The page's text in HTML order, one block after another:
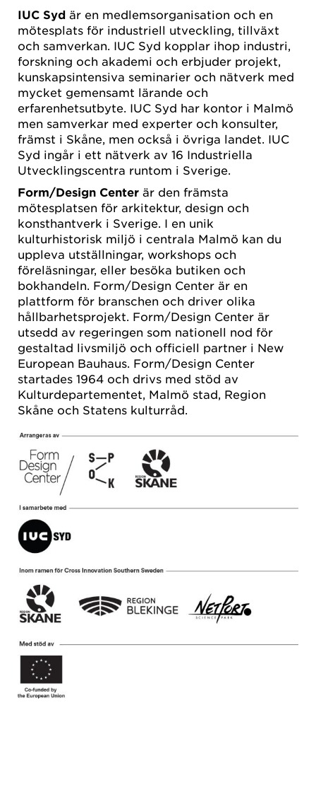
IUC Syd är en medlemsorganisation och en
mötesplats för industriell utveckling, tillväxt
och samverkan. IUC Syd kopplar ihop industri,
forskning och akademi och erbjuder projekt,
kunskapsintensiva seminarier och nätverk med
mycket gemensamt lärande och
erfarenhetsutbyte. IUC Syd har kontor i Malmö
men samverkar med experter och konsulter,
främst i Skåne, men också i övriga landet. IUC
Syd ingår i ett nätverk av 16 Industriella
Utvecklingscentra runtom i Sverige.
Form/Design Center är den främsta
mötesplatsen för arkitektur, design och
konsthantverk i Sverige. I en unik
kulturhistorisk miljö i centrala Malmö kan du
uppleva utställningar, workshops och
föreläsningar, eller besöka butiken och
bokhandeln. Form/Design Center är en
plattform för branschen och driver olika
hållbarhetsprojekt. Form/Design Center är
utsedd av regeringen som nationell nod för
gestaltad livsmiljö och officiell partner i New
European Bauhaus. Form/Design Center
startades 1964 och drivs med stöd av
Kulturdepartementet, Malmö stad, Region
Skåne och Statens kulturråd.